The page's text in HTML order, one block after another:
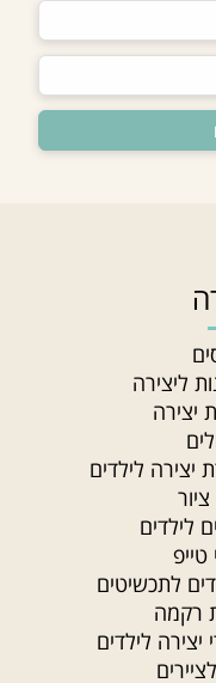
ליצירה
יצירה
יצירה לילדים
לילדים
טייפ
לתכשיטים
רקמה
יצירה לילדים